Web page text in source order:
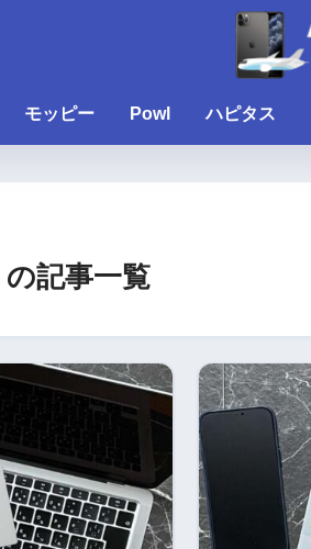
モッピー Powl ハピタス
の記事一覧